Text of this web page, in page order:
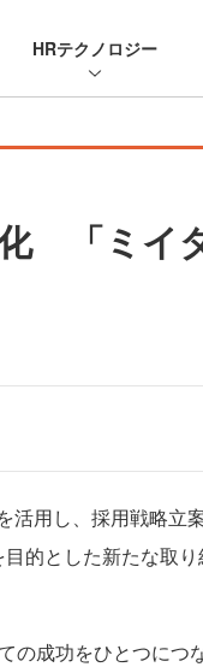
HRテクノロジー
「ミイ
用し、採用戦略立
的とした新たな取
成功をひとつにつ